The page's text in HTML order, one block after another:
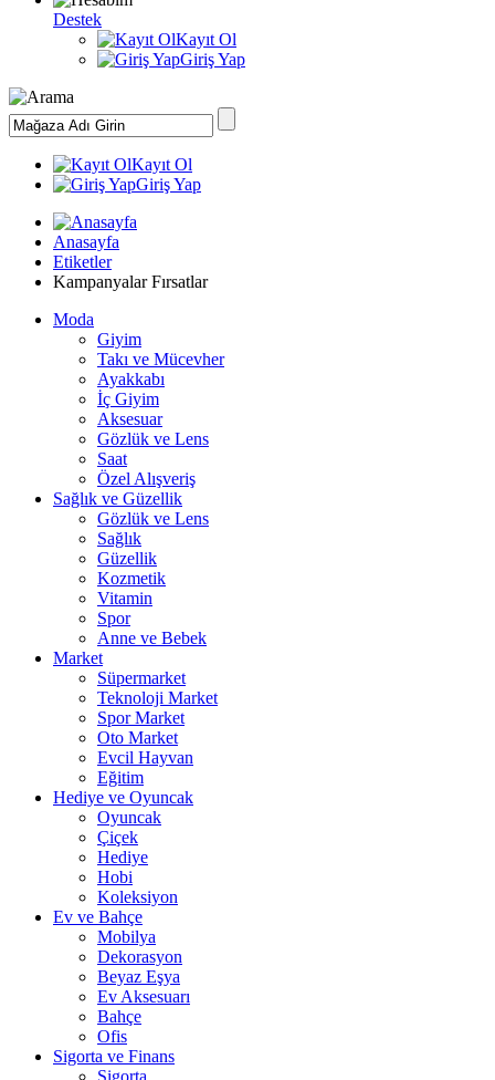
Destek
Kayıt Ol
Giriş Yap
Kayıt Ol
Giriş Yap
Anasayfa
Etiketler
Kampanyalar Fırsatlar
Moda
Giyim
Takı ve Mücevher
Ayakkabı
İç Giyim
Aksesuar
Gözlük ve Lens
Saat
Özel Alışveriş
Sağlık ve Güzellik
Gözlük ve Lens
Sağlık
Güzellik
Kozmetik
Vitamin
Spor
Anne ve Bebek
Market
Süpermarket
Teknoloji Market
Spor Market
Oto Market
Evcil Hayvan
Eğitim
Hediye ve Oyuncak
Oyuncak
Çiçek
Hediye
Hobi
Koleksiyon
Ev ve Bahçe
Mobilya
Dekorasyon
Beyaz Eşya
Ev Aksesuarı
Bahçe
Ofis
Sigorta ve Finans
Sigorta